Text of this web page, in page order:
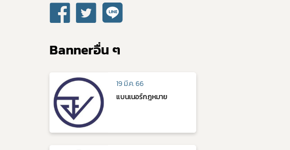
Bannerอื่น ๆ
19 มี.ค. 66
แบนเนอร์กฎหมาย